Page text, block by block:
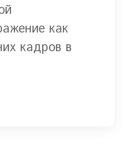
как
кадров в